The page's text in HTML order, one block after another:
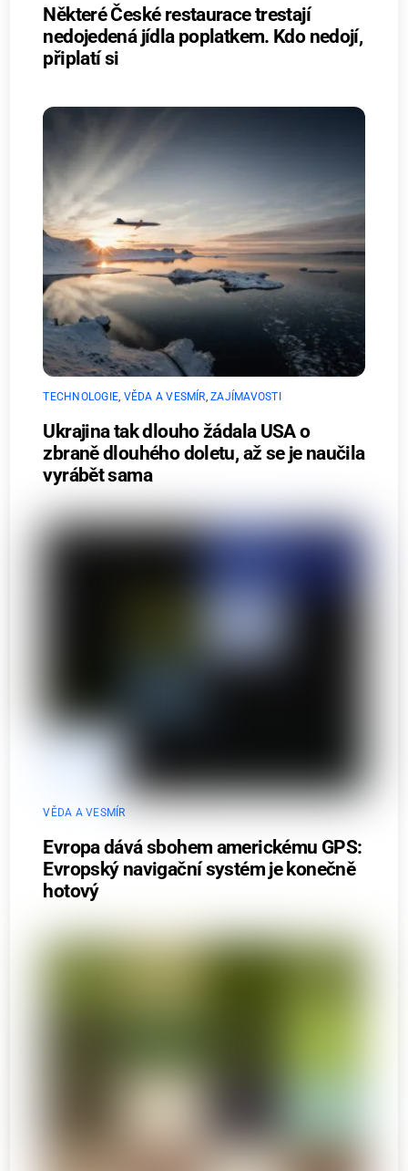
Některé České restaurace trestají
nedojedená jídla poplatkem. Kdo nedojí,
připlatí si
TECHNOLOGIE VĚDA A VESMÍR ,ZAJÍMAVOSTI
Ukrajina tak dlouho žádala USA o
zbraně dlouhého doletu, až se je naučila
vyrábět sama
VĚDA A VESMÍR
Evropa dává sbohem americkému GPS:
Evropský navigační systém je konečně
hotový